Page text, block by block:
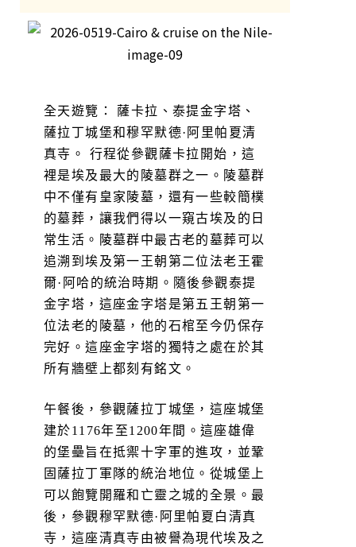
全天遊覽： 薩卡拉、泰提金字塔、
薩拉丁城堡和穆罕默德·阿里帕夏清
真寺。 行程從參觀薩卡拉開始，這
裡是埃及最大的陵墓群之一。陵墓群
中不僅有皇家陵墓，還有一些較簡樸
的墓葬，讓我們得以一窺古埃及的日
常生活。陵墓群中最古老的墓葬可以
追溯到埃及第一王朝第二位法老王霍
爾·阿哈的統治時期。隨後參觀泰提
金字塔，這座金字塔是第五王朝第一
位法老的陵墓，他的石棺至今仍保存
完好。這座金字塔的獨特之處在於其
所有牆壁上都刻有銘文。
午餐後，參觀薩拉丁城堡，這座城堡
建於1176年至1200年間。這座雄偉
的堡壘旨在抵禦十字軍的進攻，並鞏
固薩拉丁軍隊的統治地位。從城堡上
可以飽覽開羅和亡靈之城的全景。最
後，參觀穆罕默德·阿里帕夏白清真
寺，這座清真寺由被譽為現代埃及之